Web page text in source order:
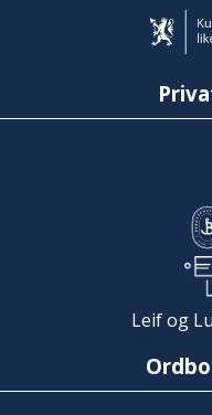
Leif og